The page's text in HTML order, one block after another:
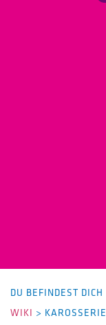
DU BEFINDEST
WIKI >